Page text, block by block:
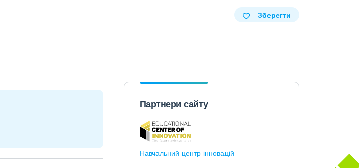
Зберегти
Партнери сайту
Навчальний центр інновацій